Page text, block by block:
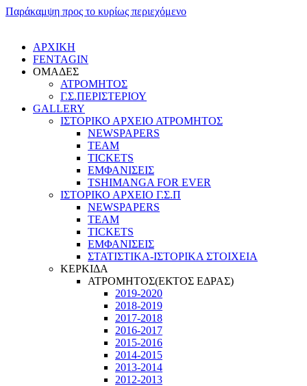
Παράκαμψη προς το κυρίως περιεχόμενο
ΑΡΧΙΚΗ
FENTAGIN
ΟΜΑΔΕΣ
ΑΤΡΟΜΗΤΟΣ
Γ.Σ.ΠEΡΙΣΤΕΡΙΟΥ
GALLERY
ΙΣΤΟΡΙΚΟ ΑΡΧΕΙΟ ΑΤΡΟΜΗΤΟΣ
NEWSPAPERS
TEAM
TICKETS
ΕΜΦΑΝΙΣΕΙΣ
TSHIMANGA FOR EVER
ΙΣΤΟΡΙΚΟ ΑΡΧΕΙΟ Γ.Σ.Π
NEWSPAPERS
TEAM
TICKETS
ΕΜΦΑΝΙΣΕΙΣ
ΣΤΑΤΙΣΤΙΚΑ-ΙΣΤΟΡΙΚΑ ΣΤΟΙΧΕΙΑ
ΚΕΡΚΙΔΑ
ΑΤΡΟΜΗΤΟΣ(ΕΚΤΟΣ ΕΔΡΑΣ)
2019-2020
2018-2019
2017-2018
2016-2017
2015-2016
2014-2015
2013-2014
2012-2013